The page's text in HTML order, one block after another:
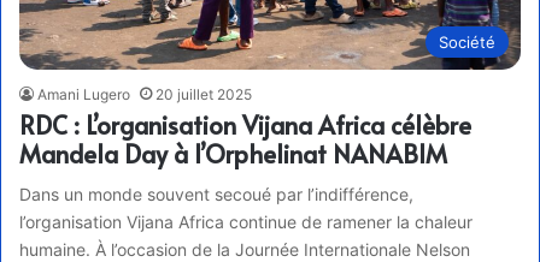
Société
Amani Lugero 20 juillet 2025
RDC : L’organisation Vijana Africa célèbre
Mandela Day à l’Orphelinat NANABIM
Dans un monde souvent secoué par l’indifférence,
l’organisation Vijana Africa continue de ramener la chaleur
humaine. À l’occasion de la Journée Internationale Nelson